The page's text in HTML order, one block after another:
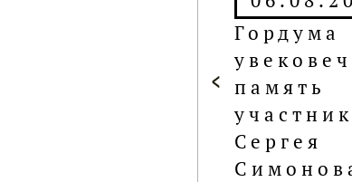
Гордума
память
Сергея